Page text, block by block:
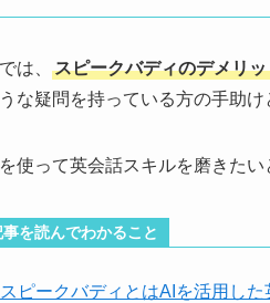
は、 スピークバディのデメリ
な疑問を持っている方の手助け
使って英会話スキルを磨きた
事を読んでわかること
スピークバディとはAIを活用した